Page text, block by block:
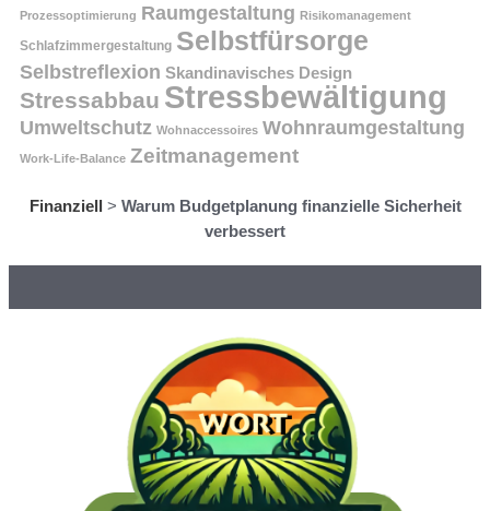
Prozessoptimierung Raumgestaltung Risikomanagement
Schlafzimmergestaltung Selbstfürsorge
Selbstreflexion Skandinavisches Design
Stressabbau Stressbewältigung
Umweltschutz Wohnaccessoires Wohnraumgestaltung
Work-Life-Balance Zeitmanagement
Finanziell > Warum Budgetplanung finanzielle Sicherheit
verbessert